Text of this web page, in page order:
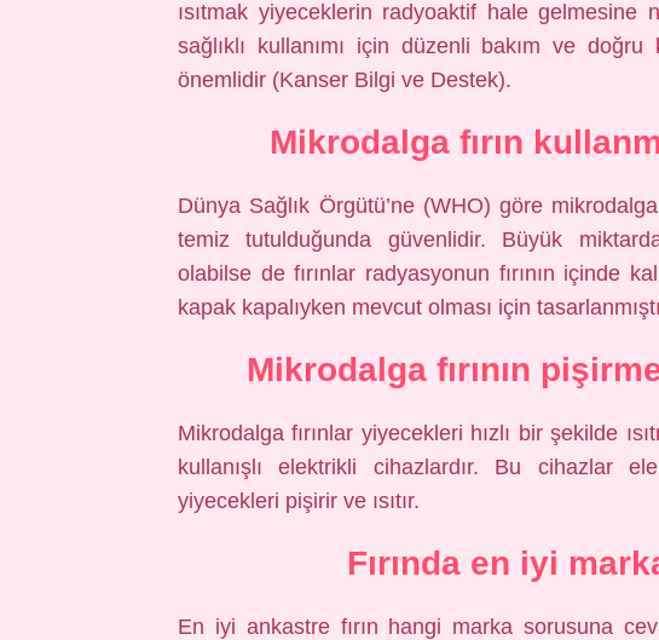
ısıtmak yiyeceklerin radyoaktif hale gelmesine
sağlıklı kullanımı için düzenli bakım ve doğru
önemlidir (Kanser Bilgi ve Destek).
Mikrodalga fırın
Dünya Sağlık Örgütü’ne (WHO) göre
temiz tutulduğunda güvenlidir. Büyük
olabilse de fırınlar radyasyonun fırının içinde
kapak kapalıyken mevcut olması için
Mikrodalga fırının
Mikrodalga fırınlar yiyecekleri hızlı bir şekilde
kullanışlı elektrikli cihazlardır. Bu cihazlar
yiyecekleri pişirir ve ısıtır.
Fırında en iyi
En iyi ankastre fırın hangi marka sorusuna